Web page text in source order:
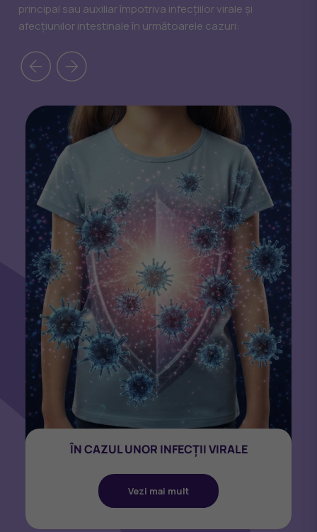
principal sau auxiliar împotriva infecțiilor virale și
afecțiunilor intestinale în următoarele cazuri:
ÎN CAZUL UNOR INFECȚII VIRALE
Vezi mai mult